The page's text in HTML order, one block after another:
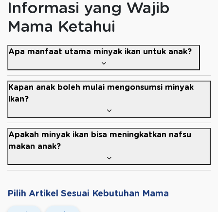
Informasi yang Wajib
Mama Ketahui
Apa manfaat utama minyak ikan untuk anak?
Kapan anak boleh mulai mengonsumsi minyak
ikan?
Apakah minyak ikan bisa meningkatkan nafsu
makan anak?
Pilih Artikel Sesuai Kebutuhan Mama